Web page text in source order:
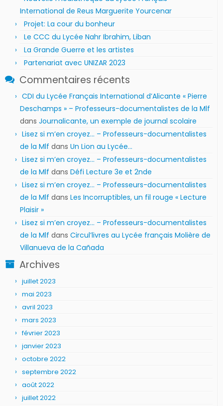
International de Reus Marguerite Yourcenar
Projet: La cour du bonheur
Le CCC du Lycée Nahr Ibrahim, Liban
La Grande Guerre et les artistes
Partenariat avec UNIZAR 2023
Commentaires récents
CDI du Lycée Français International d’Alicante « Pierre
Deschamps » – Professeurs-documentalistes de la Mlf
dans Journalicante, un exemple de journal scolaire
Lisez si m’en croyez… – Professeurs-documentalistes
de la Mlf dans Un Lion au Lycée…
Lisez si m’en croyez… – Professeurs-documentalistes
de la Mlf dans Défi Lecture 3e et 2nde
Lisez si m’en croyez… – Professeurs-documentalistes
de la Mlf dans Les Incorruptibles, un fil rouge « Lecture
Plaisir »
Lisez si m’en croyez… – Professeurs-documentalistes
de la Mlf dans Circul’livres au Lycée français Molière de
Villanueva de la Cañada
Archives
juillet 2023
mai 2023
avril 2023
mars 2023
février 2023
janvier 2023
octobre 2022
septembre 2022
août 2022
juillet 2022